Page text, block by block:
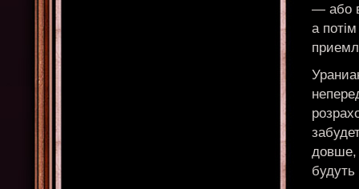
— або
а
довше,
будуть